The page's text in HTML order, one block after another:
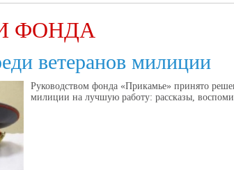
ФОНДА
ветеранов милиции
Руководством фонда «Прикамье» принято
милиции на лучшую работу: рассказы,